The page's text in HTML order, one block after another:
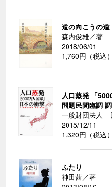
道の向こうの道
森内俊雄／著
2018/06/01
1,760円（税込）
人口蒸発 「
問題民間臨調
一般財団法人
2015/12/11
1,320円（税込）
ふたり
神田茜／著